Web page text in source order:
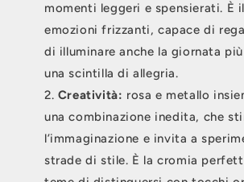
momenti leggeri e spensierati. È
emozioni frizzanti, capace di
di illuminare anche la giornata
una scintilla di allegria.
Creatività: rosa e metallo
una combinazione inedita, che
l’immaginazione e invita a
strade di stile. È la cromia